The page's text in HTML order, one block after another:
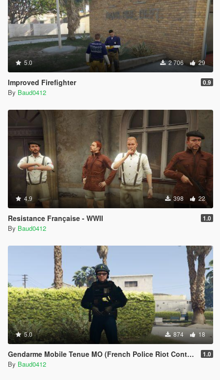
5.0 2 706 29
Improved Firefighter 0.9
By Baud0412
4.9 398 22
Resistance Française - WWII 1.0
By Baud0412
5.0 874 18
Gendarme Mobile Tenue MO (French Police Riot Control Outfit) 1.0
By Baud0412